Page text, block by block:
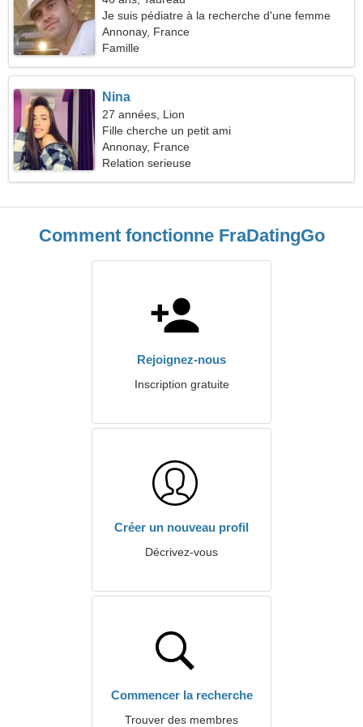
Je suis pédiatre à la recherche d'une femme
drôle
Annonay, France
Famille
Nina
27 années, Lion
Fille cherche un petit ami
Annonay, France
Relation serieuse
Comment fonctionne FraDatingGo
Rejoignez-nous
Inscription gratuite
Créer un nouveau profil
Décrivez-vous
Commencer la recherche
Trouver des membres